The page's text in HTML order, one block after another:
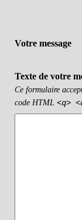
Votre message
Texte de votre
Ce formulaire
code HTML <q>